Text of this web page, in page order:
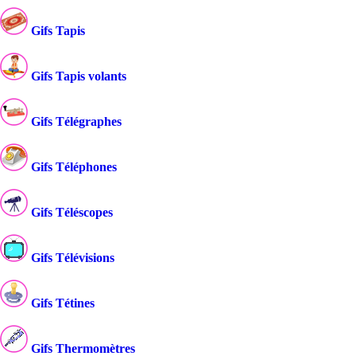
Gifs Tapis
Gifs Tapis volants
Gifs Télégraphes
Gifs Téléphones
Gifs Téléscopes
Gifs Télévisions
Gifs Tétines
Gifs Thermomètres